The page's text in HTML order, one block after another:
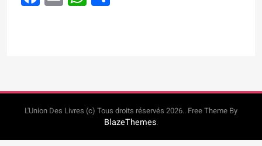
L'Union Des Livres (c) Tous droits réservés 2026.. Free Theme By
BlazeThemes.